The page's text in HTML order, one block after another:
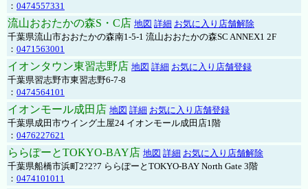
： 0474557331
流山おおたかの森S・C店 地図 詳細 お気に入り店舗解除
千葉県流山市おおたかの森南1-5-1 流山おおたかの森SC ANNEX1 2F
： 0471563001
イオンタウン東習志野店 地図 詳細 お気に入り店舗登録
千葉県習志野市東習志野6-7-8
： 0474564101
イオンモール成田店 地図 詳細 お気に入り店舗登録
千葉県成田市ウイング土屋24 イオンモール成田店1階
： 0476227621
ららぽーとTOKYO-BAY店 地図 詳細 お気に入り店舗解除
千葉県船橋市浜町2?2?7 ららぽーとTOKYO-BAY North Gate 3階
： 0474101011